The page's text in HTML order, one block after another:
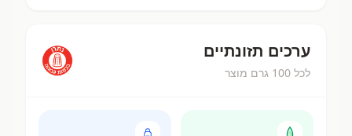
ערכים תזונתיים
לכל 100 גרם מוצר